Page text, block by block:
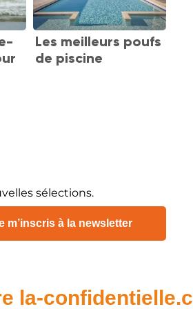
Les meilleurs poufs
de piscine
sélections.
la-